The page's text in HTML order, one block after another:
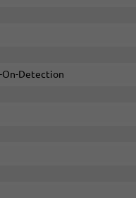
On-Detection